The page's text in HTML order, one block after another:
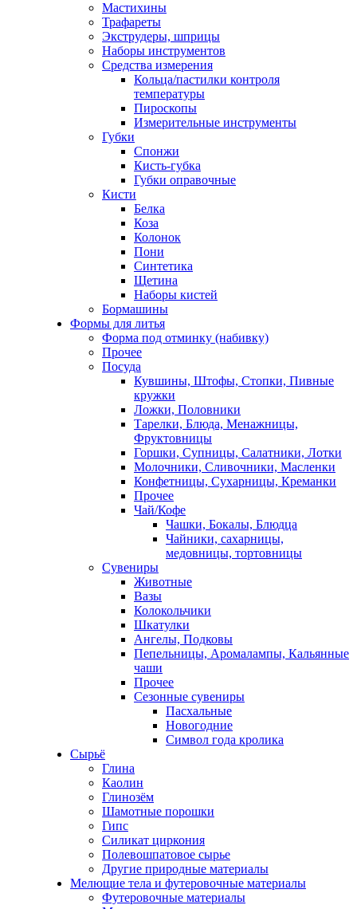
Мастихины
Трафареты
Экструдеры, шприцы
Наборы инструментов
Средства измерения
Кольца/пастилки контроля
температуры
Пироскопы
Измерительные инструменты
Губки
Спонжи
Кисть-губка
Губки оправочные
Кисти
Белка
Коза
Колонок
Пони
Синтетика
Щетина
Наборы кистей
Бормашины
Формы для литья
Форма под отминку (набивку)
Прочее
Посуда
Кувшины, Штофы, Стопки, Пивные
кружки
Ложки, Половники
Тарелки, Блюда, Менажницы,
Фруктовницы
Горшки, Супницы, Салатники, Лотки
Молочники, Сливочники, Масленки
Конфетницы, Сухарницы, Креманки
Прочее
Чай/Кофе
Чашки, Бокалы, Блюдца
Чайники, сахарницы,
медовницы, тортовницы
Сувениры
Животные
Вазы
Колокольчики
Шкатулки
Ангелы, Подковы
Пепельницы, Аромалампы, Кальянные
чаши
Прочее
Сезонные сувениры
Пасхальные
Новогодние
Символ года кролика
Сырьё
Глина
Каолин
Глинозём
Шамотные порошки
Гипс
Силикат циркония
Полевошпатовое сырье
Другие природные материалы
Мелющие тела и футеровочные материалы
Футеровочные материалы